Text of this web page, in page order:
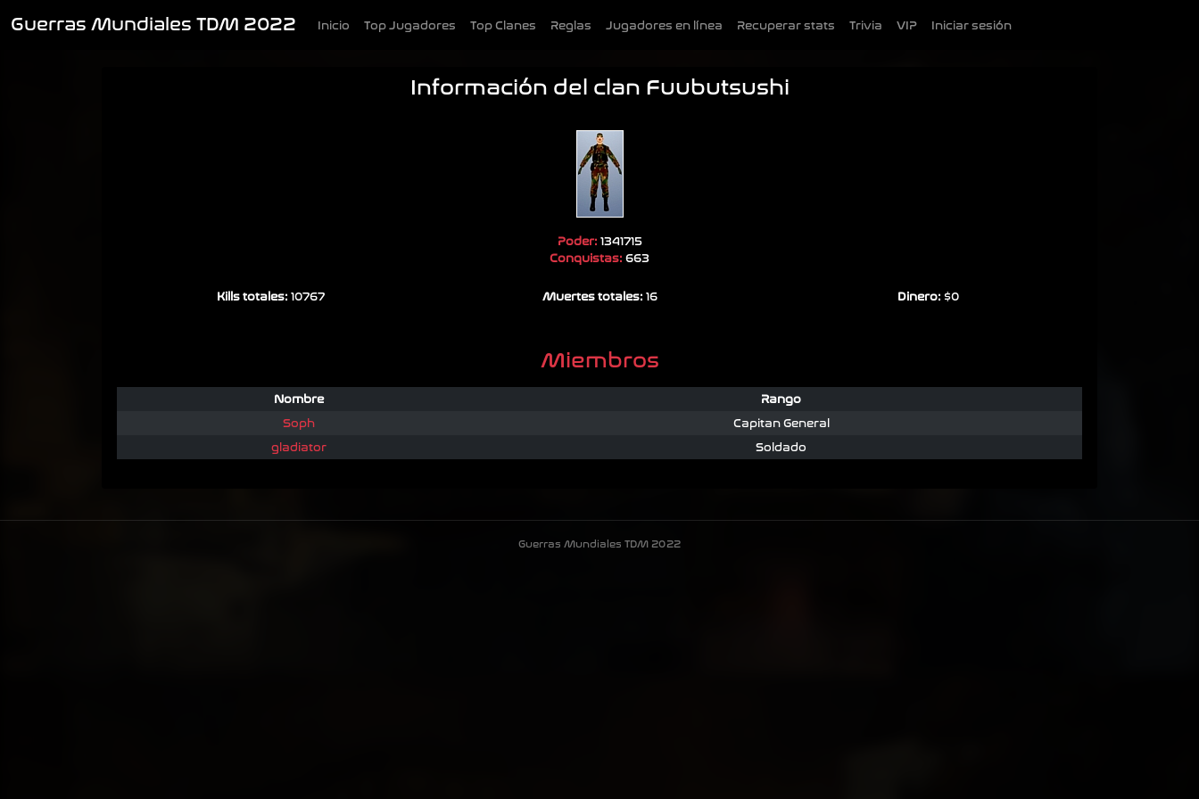
Guerras Mundiales TDM 2022 Inicio Top Jugadores Top Clanes Reglas Jugadores en línea Recuperar stats Trivia VIP Iniciar sesión
Información del clan Fuubutsushi
Poder: 1341715
Conquistas: 663
Kills totales: 10767 Muertes totales: 16 Dinero: $0
Miembros
Nombre
Rango
Soph
Capitan General
gladiator
Soldado
Guerras Mundiales TDM 2022